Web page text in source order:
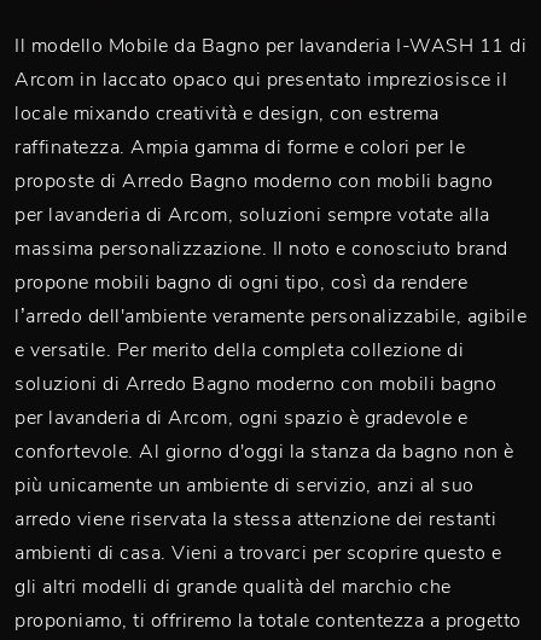
Il modello Mobile da Bagno per lavanderia I-WASH 11 di
Arcom in laccato opaco qui presentato impreziosisce il
locale mixando creatività e design, con estrema
raffinatezza. Ampia gamma di forme e colori per le
proposte di Arredo Bagno moderno con mobili bagno
per lavanderia di Arcom, soluzioni sempre votate alla
massima personalizzazione. Il noto e conosciuto brand
propone mobili bagno di ogni tipo, così da rendere
l’arredo dell'ambiente veramente personalizzabile, agibile
e versatile. Per merito della completa collezione di
soluzioni di Arredo Bagno moderno con mobili bagno
per lavanderia di Arcom, ogni spazio è gradevole e
confortevole. Al giorno d'oggi la stanza da bagno non è
più unicamente un ambiente di servizio, anzi al suo
arredo viene riservata la stessa attenzione dei restanti
ambienti di casa. Vieni a trovarci per scoprire questo e
gli altri modelli di grande qualità del marchio che
proponiamo, ti offriremo la totale contentezza a progetto